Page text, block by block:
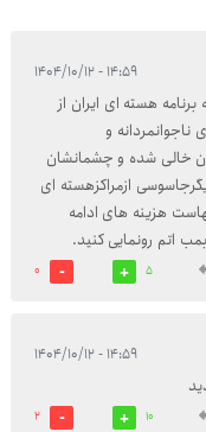
۱۴:۵۹ - ۱۴۰۴/۱۰/۱۲
هسته ای ایران از
و
خالی شده و چشمانشان
ازمراکزهسته ای
هزینه های ادامه
اتم رونمایی کنید.
5
0
۱۴:۵۹ - ۱۴۰۴/۱۰/۱۲
10
2